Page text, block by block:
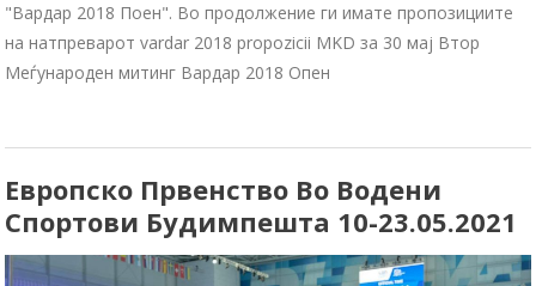
"Вардар 2018 Поен". Во продолжение ги имате пропозициите
на натпреварот vardar 2018 propozicii MKD за 30 мај Втор
Меѓународен митинг Вардар 2018 Опен
Европско Првенство Во Водени
Спортови Будимпешта 10-23.05.2021